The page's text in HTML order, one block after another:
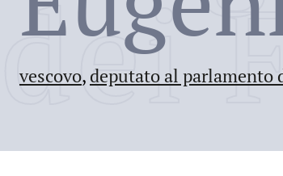
vescovo, deputato al parlamento
dei